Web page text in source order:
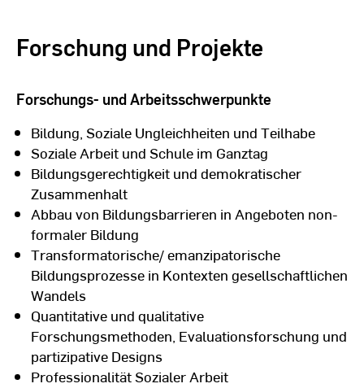
Forschung und Projekte
Forschungs- und Arbeitsschwerpunkte
Bildung, Soziale Ungleichheiten und Teilhabe
Soziale Arbeit und Schule im Ganztag
Bildungsgerechtigkeit und demokratischer
Zusammenhalt
Abbau von Bildungsbarrieren in Angeboten non-
formaler Bildung
Transformatorische/ emanzipatorische
Bildungsprozesse in Kontexten gesellschaftlichen
Wandels
Quantitative und qualitative
Forschungsmethoden, Evaluationsforschung und
partizipative Designs
Professionalität Sozialer Arbeit